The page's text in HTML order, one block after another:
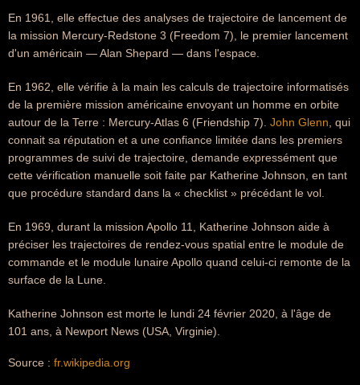
En 1961, elle effectue des analyses de trajectoire de lancement de
la mission Mercury-Redstone 3 (Freedom 7), le premier lancement
d'un américain — Alan Shepard — dans l'espace.
En 1962, elle vérifie à la main les calculs de trajectoire informatisés
de la première mission américaine envoyant un homme en orbite
autour de la Terre : Mercury-Atlas 6 (Friendship 7). John Glenn , qui
connait sa réputation et a une confiance limitée dans les premiers
programmes de suivi de trajectoire, demande expressément que
cette vérification manuelle soit faite par Katherine Johnson, en tant
que procédure standard dans la « checklist » précédant le vol.
En 1969, durant la mission Apollo 11, Katherine Johnson aide à
préciser les trajectoires de rendez-vous spatial entre le module de
commande et le module lunaire Apollo quand celui-ci remonte de la
surface de la Lune.
Katherine Johnson est morte le lundi 24 février 2020, à l'âge de
101 ans, à Newport News (USA, Virginie).
Source : fr.wikipedia.org